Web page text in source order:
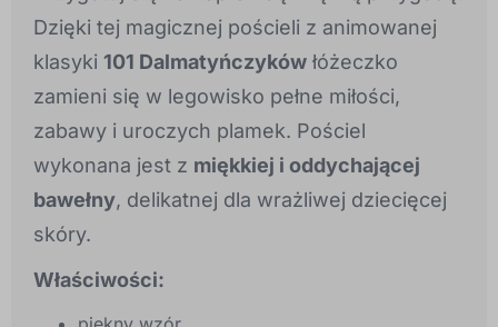
Dzięki tej magicznej pościeli z animowanej
klasyki 101 Dalmatyńczyków łóżeczko
zamieni się w legowisko pełne miłości,
zabawy i uroczych plamek. Pościel
wykonana jest z miękkiej i oddychającej
bawełny, delikatnej dla wrażliwej dziecięcej
skóry.
Właściwości: